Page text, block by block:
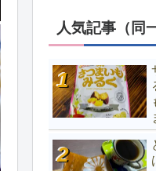
人気記事（同